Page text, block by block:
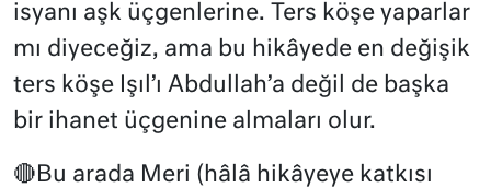
isyanı aşk üçgenlerine. Ters köşe yaparlar
mı diyeceğiz, ama bu hikâyede en değişik
ters köşe Işıl’ı Abdullah’a değil de başka
bir ihanet üçgenine almaları olur.
🔴Bu arada Meri (hâlâ hikâyeye katkısı